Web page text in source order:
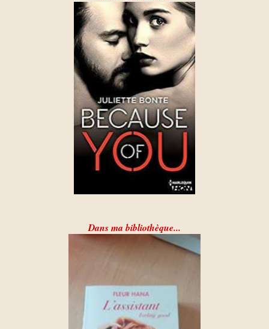
Dans ma bibliothèque...